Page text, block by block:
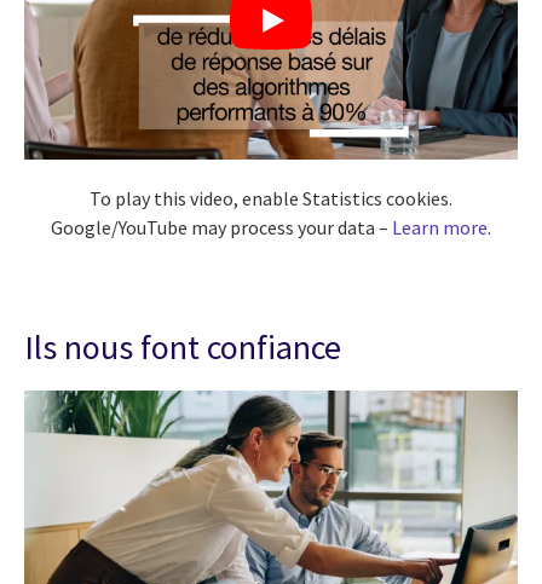
To play this video, enable Statistics cookies.
Google/YouTube may process your data – Learn more.
Ils nous font confiance